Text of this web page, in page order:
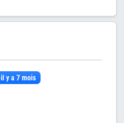
il y a 7 mois